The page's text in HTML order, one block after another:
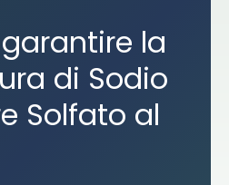
la
di Sodio
Solfato al